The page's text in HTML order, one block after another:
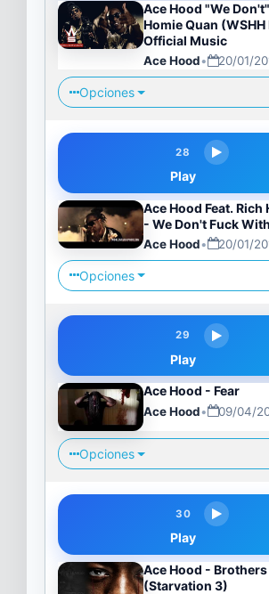
Ace Hood "We
Homie Quan
Official Music
Ace Hood• 20/01/
Opciones
28
Play
Ace Hood Feat. Rich
- We Don't Fuck
Ace Hood• 20/01/
Opciones
29
Play
Ace Hood - Fear
Ace Hood• 09/04/
Opciones
30
Play
Ace Hood - Brothers
(Starvation 3)